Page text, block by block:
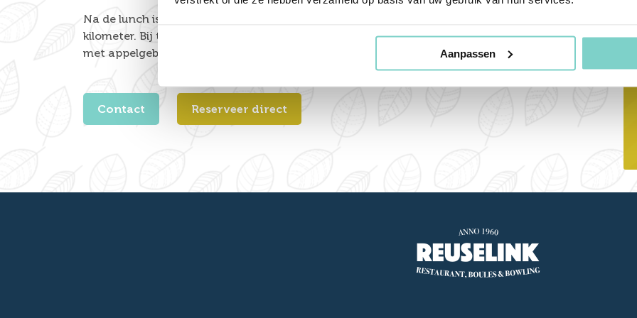
Aanpassen
Na de lunch is het tijd om op pad te gaan. Je kunt kiezen uit
kilometer. Bij terugkomst verwelkomen we je graag met een kop koffie of thee
met appelgebak.
Contact Reserveer direct